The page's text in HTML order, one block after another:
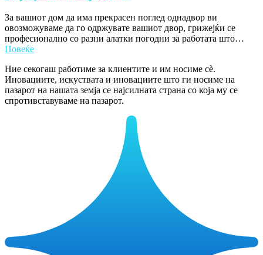
За вашиот дом да има прекрасен поглед однадвор ви
овозможуваме да го одржувате вашиот двор, грижејќи се
професионално со разни алатки погодни за работата што…
Повеќе
Ние секогаш работиме за клиентите и им носиме сè.
Иновациите, искуствата и иновациите што ги носиме на
пазарот на нашата земја се најсилната страна со која му се
спротивставуваме на пазарот.